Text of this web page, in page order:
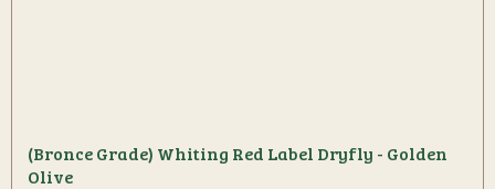
(Bronce Grade) Whiting Red Label Dryfly - Golden
Olive